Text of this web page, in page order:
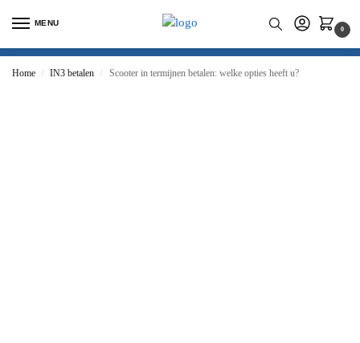
MENU
0
Home / IN3 betalen / Scooter in termijnen betalen: welke opties heeft u?